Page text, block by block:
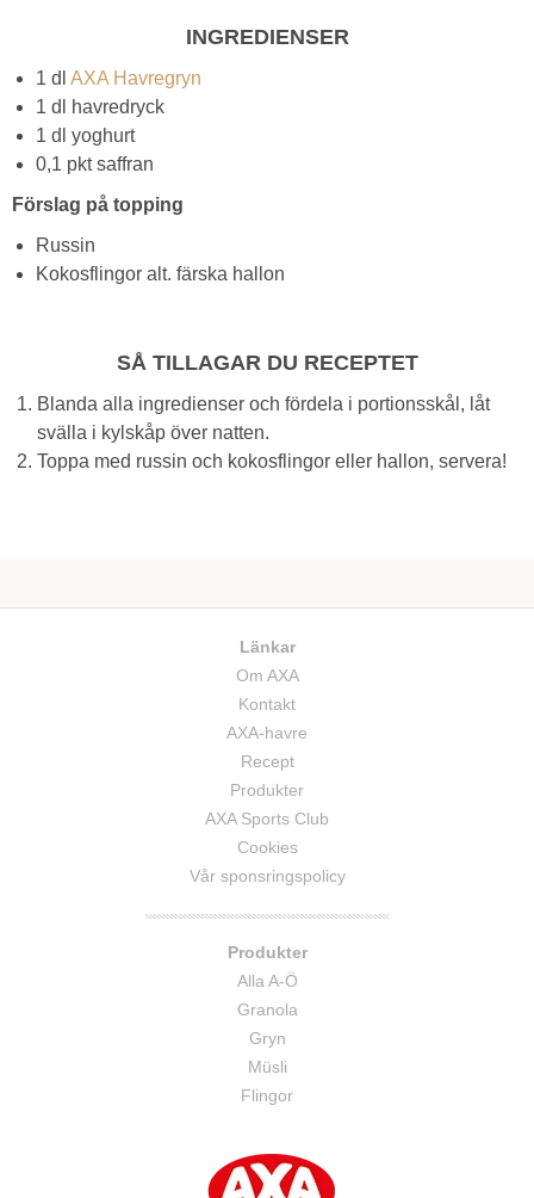
INGREDIENSER
1 dl AXA Havregryn
1 dl havredryck
1 dl yoghurt
0,1 pkt saffran
Förslag på topping
Russin
Kokosflingor alt. färska hallon
SÅ TILLAGAR DU RECEPTET
Blanda alla ingredienser och fördela i portionsskål, låt
svälla i kylskåp över natten.
Toppa med russin och kokosflingor eller hallon, servera!
Länkar
Om AXA
Kontakt
AXA-havre
Recept
Produkter
AXA Sports Club
Cookies
Vår sponsringspolicy
Produkter
Alla A-Ö
Granola
Gryn
Müsli
Flingor